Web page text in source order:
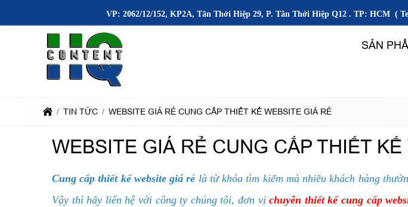
VP: 2062/12/152, KP2A, Tân Thới Hiệp 29, P. Tân Thới Hiệp Q12 . TP: HCM (
SẢN
TIN TỨC WEBSITE GIÁ RẺ CUNG CẤP THIẾT KẾ WEBSITE GIÁ RẺ
WEBSITE GIÁ RẺ CUNG CẤP THIẾT
Cung cấp thiết kế website giá rẻ là từ khóa tìm kiếm mà nhiều khách hàng
Vậy thì hãy liên hệ với công ty chúng tôi, đơn vị chuyên thiết kế cung cấp